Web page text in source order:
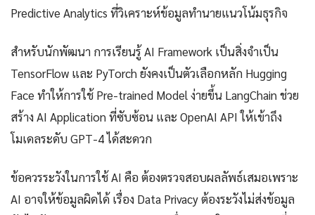
Predictive Analytics ที่วิเคราะห์ข้อมูลทำนายแนวโน้มธุรกิจ
สำหรับนักพัฒนา การเรียนรู้ AI Framework เป็นสิ่งจำเป็น
TensorFlow และ PyTorch ยังคงเป็นตัวเลือกหลัก Hugging
Face ทำให้การใช้ Pre-trained Model ง่ายขึ้น LangChain ช่วย
สร้าง AI Application ที่ซับซ้อน และ OpenAI API ให้เข้าถึง
โมเดลระดับ GPT-4 ได้สะดวก
ข้อควรระวังในการใช้ AI คือ ต้องตรวจสอบผลลัพธ์เสมอเพราะ
AI อาจให้ข้อมูลผิดได้ เรื่อง Data Privacy ต้องระวังไม่ส่งข้อมูล